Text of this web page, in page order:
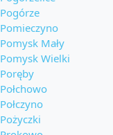
Pogórze
Pomieczyno
Pomysk Mały
Pomysk Wielki
Poręby
Połchowo
Połczyno
Pożyczki